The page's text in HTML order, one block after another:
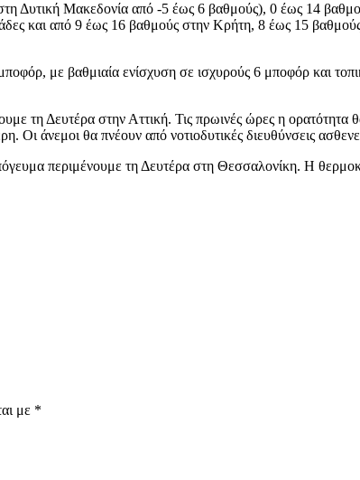
Δυτική Μακεδονία από -5 έως 6 βαθμούς), 0 έως 14
και από 9 έως 16 βαθμούς στην Κρήτη, 8 έως 15
με βαθμιαία ενίσχυση σε ισχυρούς 6 μποφόρ και
τη Δευτέρα στην Αττική. Τις πρωινές ώρες η
άνεμοι θα πνέουν από νοτιοδυτικές διευθύνσεις
περιμένουμε τη Δευτέρα στη Θεσσαλονίκη. Η
με *